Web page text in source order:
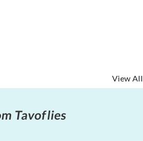
View All
Tavoflies